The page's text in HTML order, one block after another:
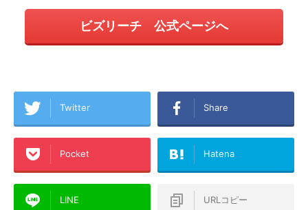
ビズリーチ 公式ページへ
Twitter Share
Pocket Hatena
LINE URLコピー